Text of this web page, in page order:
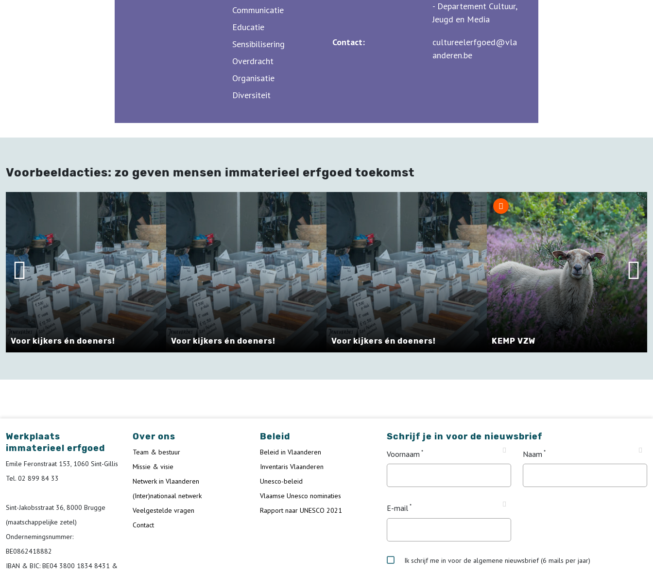
Communicatie
Educatie
Sensibilisering
Overdracht
Organisatie
Diversiteit
- Departement Cultuur,
Jeugd en Media
Contact:
cultureelerfgoed@vla
anderen.be
Voorbeeldacties: zo geven mensen immaterieel erfgoed toekomst
doeners! Voor kijkers én doeners! Voor kijkers én doeners! KEMP VZW KEMP VZW
Werkplaats
immaterieel erfgoed
Emile Feronstraat 153, 1060 Sint-Gillis
Tel. 02 899 84 33
Sint-Jakobsstraat 36, 8000 Brugge
(maatschappelijke zetel)
Ondernemingsnummer:
BE0862418882
IBAN & BIC: BE04 3800 1834 8431 &
Over ons
Team & bestuur
Missie & visie
Netwerk in Vlaanderen
(Inter)nationaal netwerk
Veelgestelde vragen
Contact
Beleid
Beleid in Vlaanderen
Inventaris Vlaanderen
Unesco-beleid
Vlaamse Unesco nominaties
Rapport naar UNESCO 2021
Schrijf je in voor de nieuwsbrief
Voornaam Naam
E-mail
Ik schrijf me in voor de algemene nieuwsbrief (6 mails per jaar)